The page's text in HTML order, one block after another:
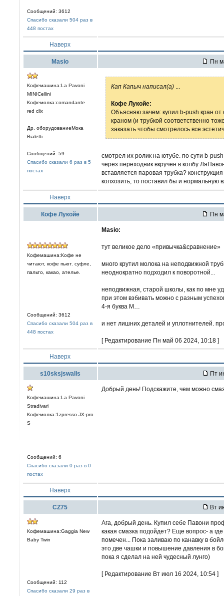
Сообщений: 3612
Спасибо сказали 504 раз в
448 постах
Наверх
Masio Пн
Кофемашина:La Pavoni
MINICellini
Кофемолка:comandante
red clix
Др. оборудованиеМока
Bialetti
Сообщений: 59
Спасибо сказали 6 раз в 5
постах
Кап Капыч написал(а)
Кофе Лукойе:
Объясняю зачем: купил b-push кран
краном (и трубкой соответственно
заказать чтобы смотрелось все
смотрел их ролик на ютубе. по сути b-
через переходник вкручен в колбу
вставляется паровая трубка?
колхозить, то поставил бы и нормальную
Наверх
Кофе Лукойе Пн
Кофемашина:Кофе не
читают, кофе пьют. суфле,
пальто, какао, ателье.
Сообщений: 3612
Спасибо сказали 504 раз в
448 постах
Masio:
тут великое дело «привычка&сравнение»
много крутил молока на неподвижной
неоднократно подходил к поворотной...
неподвижная, старой школы, как по мне
при этом взбивать можно с разным
4-я буква М…
и нет лишних деталей и уплотнителей.
[ Редактирование Пн май 06 2024, 10:18 ]
Наверх
s10sksjswalls Пт
Кофемашина:La Pavoni
Stradivari
Кофемолка:1zpresso JX-pro
S
Сообщений: 6
Спасибо сказали 0 раз в 0
постах
Добрый день! Подскажите, чем можно
Наверх
CZ75 Вт
Кофемашина:Gaggia New
Baby Twin
Сообщений: 112
Спасибо сказали 29 раз в
Ага, добрый день. Купил себе Павони
какая смазка подойдет? Еще вопрос- а
помечен... Пока заливаю по канавку в
это две чашки и повышение давления в
пока я сделал на ней чудесный лунго)
[ Редактирование Вт июл 16 2024, 10:54 ]